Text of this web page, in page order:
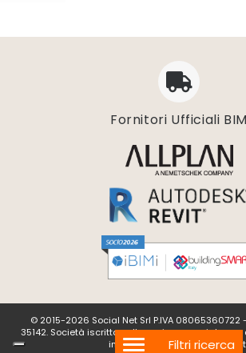
Filtri ricerca
Software calcolo umidità e
Software di conversione vettoriale
Software di gestione dati
Software di progettazione delle
Software di progettazione
Software di simulazioni multi-
Software diagnosi energetica
Software digitalizzazione
Software disegno 2D
Software e bim
Software impianti riscaldamento
Fornitori Ufficiali BIM
© 2015-2026 Social Net Srl P.IVA 08065360722
35142. Società iscritta nella sezione speciale
innovativa. Tutti i diritti